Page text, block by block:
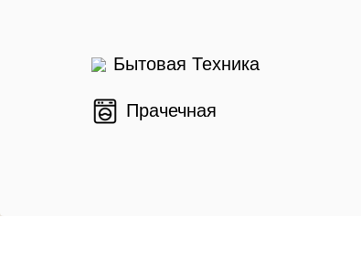
Бытовая Техника
Прачечная